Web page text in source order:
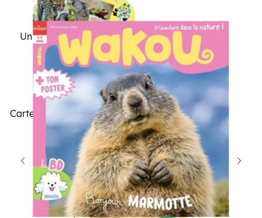
Un poster photo recto-
verso
Cartes à collectionner, jeux,
BD